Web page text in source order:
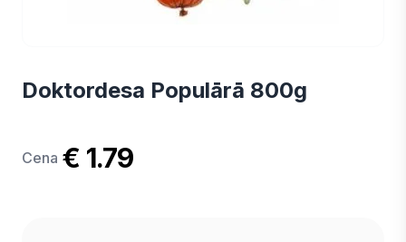
Doktordesa Populārā 800g
Cena € 1.79